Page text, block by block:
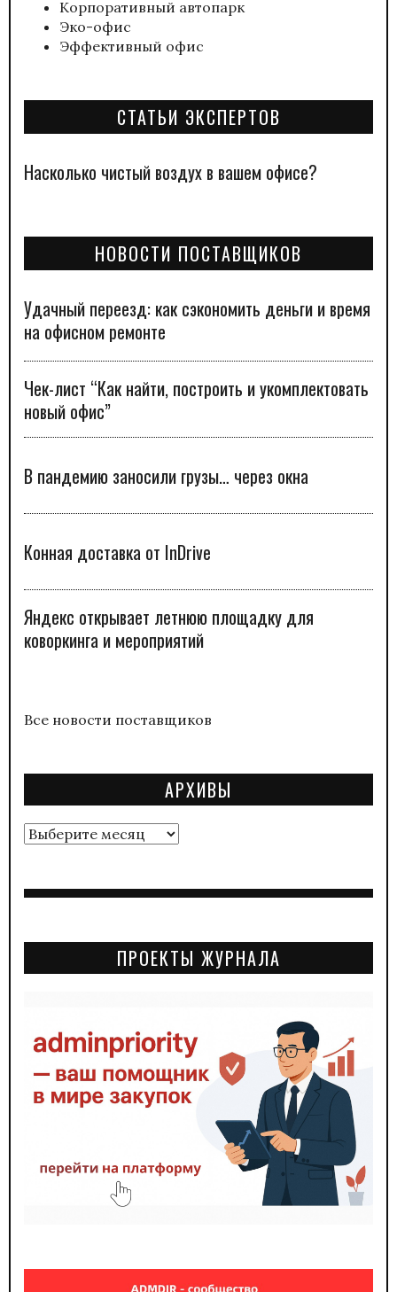
Корпоративный автопарк
Эко-офис
Эффективный офис
СТАТЬИ ЭКСПЕРТОВ
Насколько чистый воздух в вашем офисе?
НОВОСТИ ПОСТАВЩИКОВ
Удачный переезд: как сэкономить деньги и время
на офисном ремонте
Чек-лист “Как найти, построить и укомплектовать
новый офис”
В пандемию заносили грузы… через окна
Конная доставка от InDrive
Яндекс открывает летнюю площадку для
коворкинга и мероприятий
Все новости поставщиков
АРХИВЫ
Архивы
ПРОЕКТЫ ЖУРНАЛА